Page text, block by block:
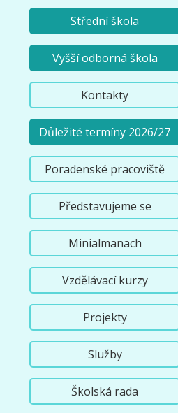
Střední škola
Vyšší odborná škola
Kontakty
Důležité termíny 2026/27
Poradenské pracoviště
Představujeme se
Minialmanach
Vzdělávací kurzy
Projekty
Služby
Školská rada